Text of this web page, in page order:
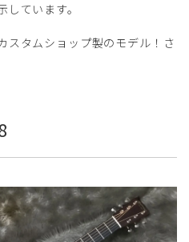
ています。
スタムショップ製のモデル！さ